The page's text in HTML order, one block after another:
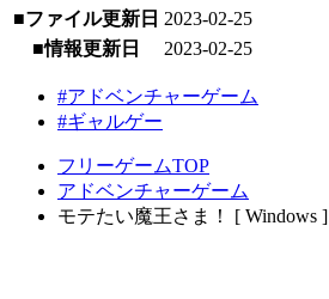
■ファイル更新日 2023-02-25
■情報更新日
2023-02-25
#アドベンチャーゲーム
#ギャルゲー
フリーゲームTOP
アドベンチャーゲーム
モテたい魔王さま！ [ Windows ]